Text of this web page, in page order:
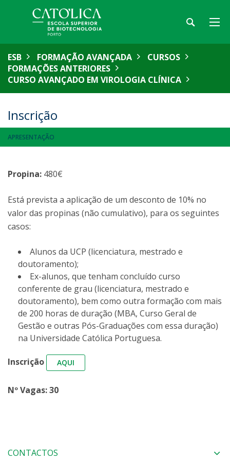
ESB FORMAÇÃO AVANÇADA
CURSOS
FORMAÇÕES ANTERIORES
CURSO AVANÇADO EM VIROLOGIA CLÍNICA
Inscrição
APRESENTAÇÃO
Propina: 480€
Está prevista a aplicação de um desconto de 10% no
valor das propinas (não cumulativo), para os seguintes
casos:
Alunos da UCP (licenciatura, mestrado e
doutoramento);
Ex-alunos, que tenham concluído curso
conferente de grau (licenciatura, mestrado e
doutoramento), bem como outra formação com mais
de 200 horas de duração (MBA, Curso Geral de
Gestão e outras Pós-Graduações com essa duração)
na Universidade Católica Portuguesa.
Inscrição AQUI
Nº Vagas: 30
CONTACTOS